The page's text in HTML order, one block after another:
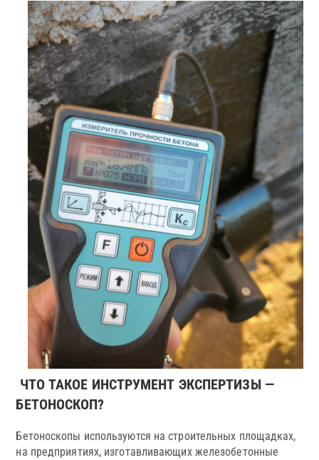
ЧТО ТАКОЕ ИНСТРУМЕНТ ЭКСПЕРТИЗЫ —
БЕТОНОСКОП?
Бетоноскопы используются на строительных площадках,
на предприятиях, изготавливающих железобетонные